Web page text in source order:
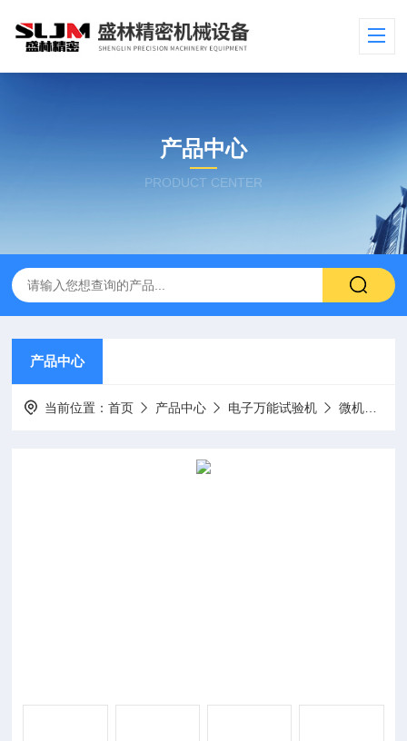
产品中心
PRODUCT CENTER
产品中心
当前位置：首页 产品中心 电子万能试验机 微机控制电子万能试验机